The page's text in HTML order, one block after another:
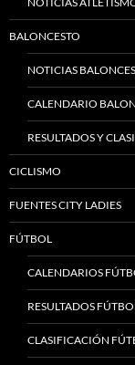
BALONCESTO
NOTICIAS
CALENDARIO
RESULTADOS Y
CICLISMO
FUENTES CITY LADIES
FÚTBOL
CALENDARIOS
RESULTADOS
CLASIFICACIÓN